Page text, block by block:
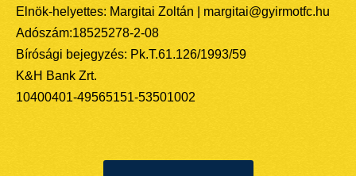
Elnök-helyettes: Margitai Zoltán | margitai@gyirmotfc.hu
Adószám:18525278-2-08
Bírósági bejegyzés: Pk.T.61.126/1993/59
K&H Bank Zrt.
10400401-49565151-53501002